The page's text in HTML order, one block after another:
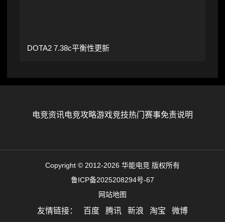
DOTA2 7.38c平衡性更新
电竞资讯电竞攻略游戏竞技热门赛事免责说明
Copyright © 2012-2026 华能电竞 版权所有
鲁ICP备2025208294号-67
网站地图
友情链接： 百度 腾讯 新浪 淘宝 微博